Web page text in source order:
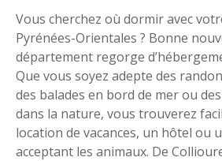
Vous cherchez où dormir avec
Pyrénées-Orientales ? Bonne
département regorge
Que vous soyez adepte des
des balades en bord de mer ou
dans la nature, vous trouverez
location de vacances, un hôtel ou
acceptant les animaux. De